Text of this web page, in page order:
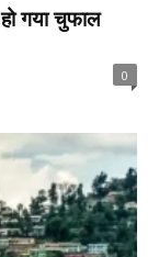
गया चुफाल
0